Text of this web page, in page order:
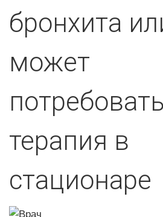
бронхита
может
терапия в
стационаре